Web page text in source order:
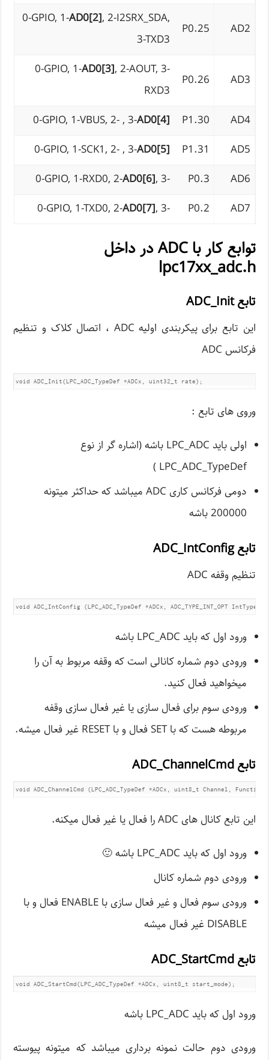
AD2
P0.25
0-GPIO, 1-AD0[2], 2-I2SRX_SDA,
3-TXD3
AD3
P0.26
0-GPIO, 1-AD0[3], 2-AOUT, 3-
RXD3
AD4
P1.30
0-GPIO, 1-VBUS, 2- , 3-AD0[4]
AD5
P1.31
0-GPIO, 1-SCK1, 2- , 3-AD0[5]
AD6
P0.3
0-GPIO, 1-RXD0, 2-AD0[6], 3-
AD7
P0.2
0-GPIO, 1-TXD0, 2-AD0[7], 3-
توابع کار با ADC در داخل
lpc17xx_adc.h
تابع ADC_Init
این تابع برای پیکربندی اولیه ADC ، اتصال کلاک و تنظیم
فرکانس ADC
void ADC_Init(LPC_ADC_TypeDef *ADCx, uint32_t rate);
وروی های تابع :
اولی باید LPC_ADC باشه (اشاره گر از نوع
LPC_ADC_TypeDef )
دومی فرکانس کاری ADC میباشد که حداکثر میتونه
200000 باشه
تابع ADC_IntConfig
تنظیم وقفه ADC
void ADC_IntConfig (LPC_ADC_TypeDef *ADCx, ADC_TYPE_INT_OPT
ورود اول که باید LPC_ADC باشه
ورودی دوم شماره کانالی است که وقفه مربوط به آن را
میخواهید فعال کنید.
ورودی سوم برای فعال سازی یا غیر فعال سازی وقفه
مربوطه هست که با SET فعال و با RESET غیر فعال میشه.
تابع ADC_ChannelCmd
void ADC_ChannelCmd (LPC_ADC_TypeDef *ADCx, uint8_t Channel,
این تابع کانال های ADC را فعال یا غیر فعال میکنه.
ورود اول که باید LPC_ADC باشه 🙂
ورودی دوم شماره کانال
ورودی سوم فعال و غیر فعال سازی با ENABLE فعال و با
DISABLE غیر فعال میشه
تابع ADC_StartCmd
void ADC_StartCmd(LPC_ADC_TypeDef *ADCx, uint8_t start_mode);
ورود اول که باید LPC_ADC باشه
ورودی دوم حالت نمونه برداری میباشد که میتونه پیوسته